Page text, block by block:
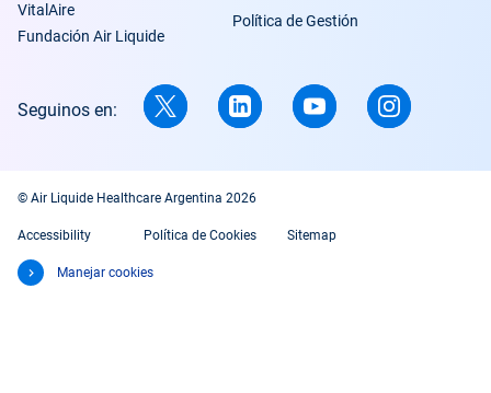
VitalAire
Fundación Air Liquide
Política de Gestión
Seguinos en:
© Air Liquide Healthcare Argentina 2026
Accessibility Política de Cookies Sitemap
Manejar cookies